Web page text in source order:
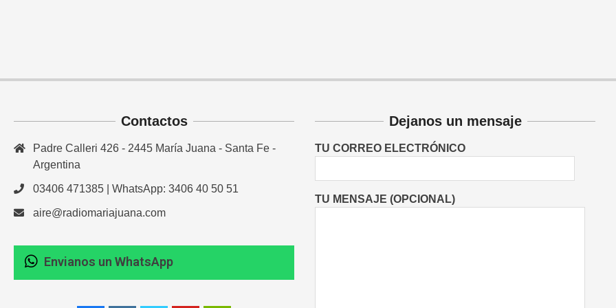
Contactos
Padre Calleri 426 - 2445 María Juana - Santa Fe -
Argentina
03406 471385 | WhatsApp: 3406 40 50 51
aire@radiomariajuana.com
Envianos un WhatsApp
Dejanos un mensaje
TU CORREO ELECTRÓNICO
TU MENSAJE (OPCIONAL)